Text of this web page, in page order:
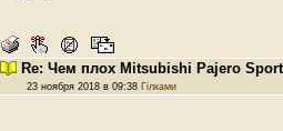
Re: Чем плох Mitsubishi Pajero
23 ноября 2018 в 09:38 Гілками